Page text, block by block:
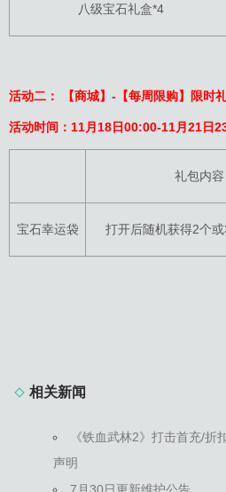
八级宝石礼盒*4
活动二： 【商城】-【每周限购】限时
活动时间：11月18日00:00-11月21日
礼包内容
宝石幸运袋 打开后随机获得2个
相关新闻
《铁血武林2》打击首充/折
声明